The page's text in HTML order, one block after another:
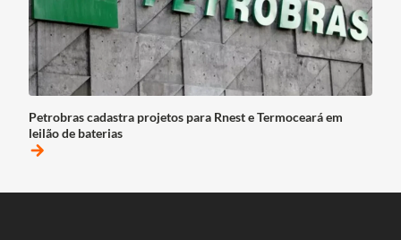
Petrobras cadastra projetos para Rnest e Termoceará em
leilão de baterias
arrow_forward